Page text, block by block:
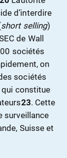
d’interdire
short selling)
de Wall
sociétés
on
sociétés
constitue
23. Cette
surveillance
Suisse et